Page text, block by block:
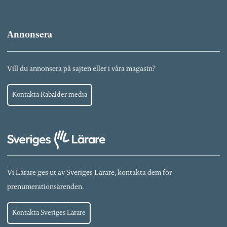
Annonsera
Vill du annonsera på sajten eller i våra magasin?
Kontakta Rabalder media
Vi Lärare ges ut av Sveriges Lärare, kontakta dem för
prenumerationsärenden.
Kontakta Sveriges Lärare